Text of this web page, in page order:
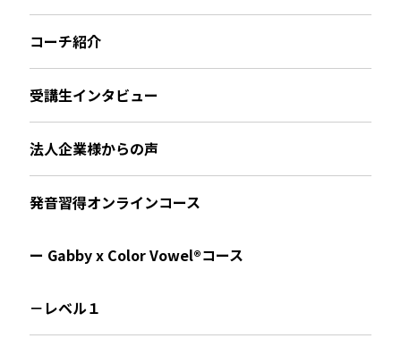
コーチ紹介
受講生インタビュー
法人企業様からの声
発音習得オンラインコース
ー Gabby x Color Vowel®︎コース
－レベル１